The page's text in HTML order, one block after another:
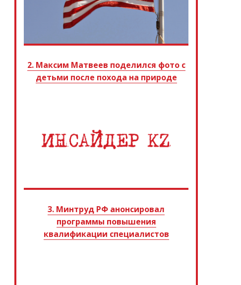
2. Максим Матвеев поделился фото с
детьми после похода на природе
3. Минтруд РФ анонсировал
программы повышения
квалификации специалистов